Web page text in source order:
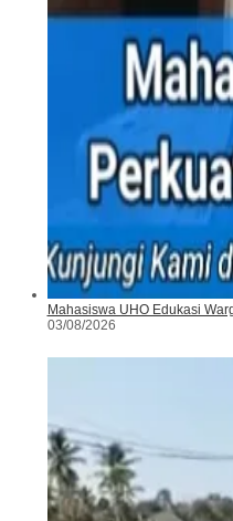
Mahasiswa UHO Edukasi
03/08/2026